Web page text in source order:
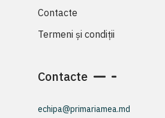
Contacte
Termeni și condiții
Contacte
echipa@primariamea.md